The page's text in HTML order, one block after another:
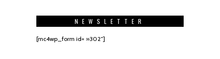
NEWSLETTER
[mc4wp_form id= »302″]